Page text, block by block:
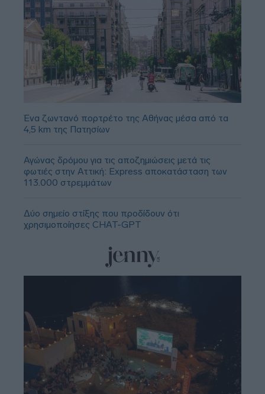
Ένα ζωντανό πορτρέτο της Αθήνας μέσα από τα
4,5 km της Πατησίων
Αγώνας δρόμου για τις αποζημιώσεις μετά τις
φωτιές στην Αττική: Express αποκατάσταση των
113.000 στρεμμάτων
Δύο σημείο στίξης που προδίδουν ότι
χρησιμοποίησες CHAT-GPT